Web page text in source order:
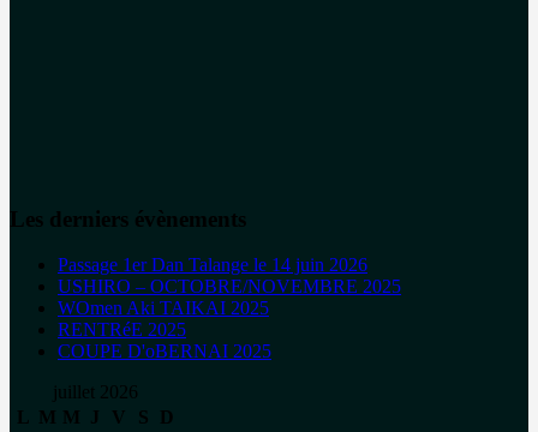
Les derniers évènements
Passage 1er Dan Talange le 14 juin 2026
USHIRO – OCTOBRE/NOVEMBRE 2025
WOmen Aki TAIKAI 2025
RENTRéE 2025
COUPE D'oBERNAI 2025
juillet 2026
L
M M J V S D